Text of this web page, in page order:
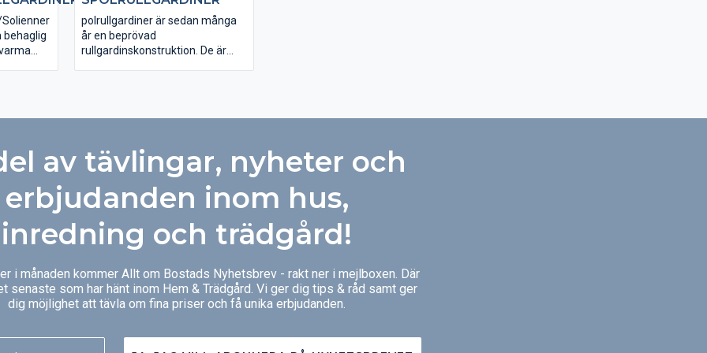
rumsavdelare. Monteringens
överkant kan vara rakt eller
lutande. Gardinen manövreras
behaglig
polrullgardiner är sedan många
år en beprövad
rullgardinskonstruktion. De är
av tävlingar, nyheter och
erbjudanden inom hus,
inredning och trädgård!
i månaden kommer Allt om Bostads Nyhetsbrev - rakt ner i mejlboxen. Där
senaste som har hänt inom Hem & Trädgård. Vi ger dig tips & råd samt ger
dig möjlighet att tävla om fina priser och få unika erbjudanden.